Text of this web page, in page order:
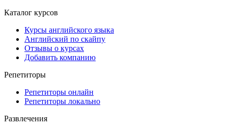
Каталог курсов
Курсы английского языка
Английский по скайпу
Отзывы о курсах
Добавить компанию
Репетиторы
Репетиторы онлайн
Репетиторы локально
Развлечения